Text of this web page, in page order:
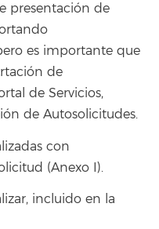
presentación de
es importante que
de
de Servicios,
de Autosolicitudes.
con
(Anexo I).
incluido en la